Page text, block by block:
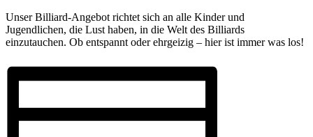
Unser Billiard-Angebot richtet sich an alle Kinder und
Jugendlichen, die Lust haben, in die Welt des Billiards
einzutauchen. Ob entspannt oder ehrgeizig – hier ist immer was los!